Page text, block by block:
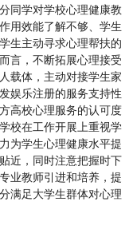
同学对学校心理健康教
用效能了解不够、学生
生主动寻求心理帮扶的
言，不断拓展心理接受
载体，主动对接学生家
娱乐注册的服务支持性
高校心理服务的认可度
校在工作开展上重视学
为学生心理健康水平提
近，同时注意把握时下
业教师引进和培养，提
满足大学生群体对心理